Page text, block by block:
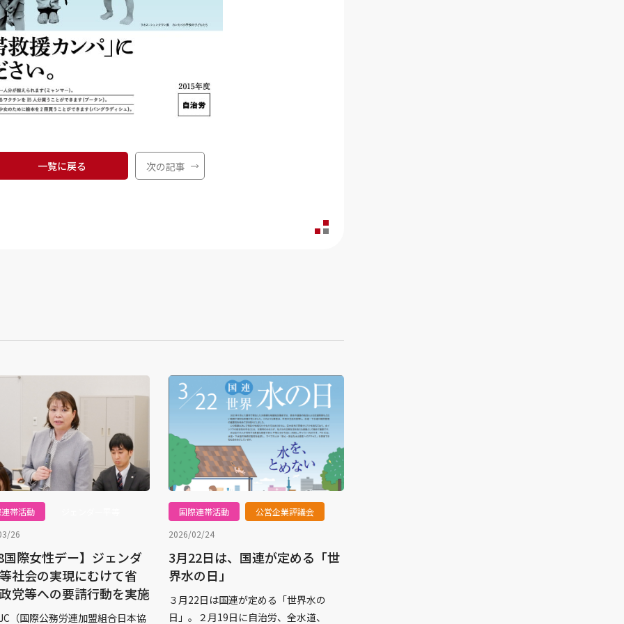
一覧に戻る 次の記事
帯活動
26
国際女性デー】ジェンダ
社会の実現にむけて省
党等への要請行動を実施
（国際公務労連加盟組合日本協
国際連帯活動
公営企業評議会
2026/02/24
3月22日は、国連が定める「世
界水の日」
３月22日は国連が定める「世界水の
日」。２月19日に自治労、全水道、